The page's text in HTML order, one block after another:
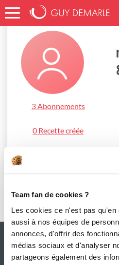
Team fan de cookies ?
Les cookies ce n'est pas
aussi à nos équipes de
annonces, d'offrir des
médias sociaux et d'analyser
partageons également des
Accueil nathalied_458d
3 Abonnements
0 Recette créée